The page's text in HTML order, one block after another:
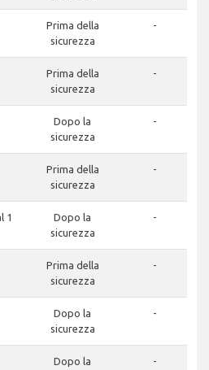
Prima della
sicurezza
-
Prima della
sicurezza
-
Dopo la
sicurezza
-
Prima della
sicurezza
-
1
Dopo la
sicurezza
-
Prima della
sicurezza
-
Dopo la
sicurezza
-
Dopo la
-